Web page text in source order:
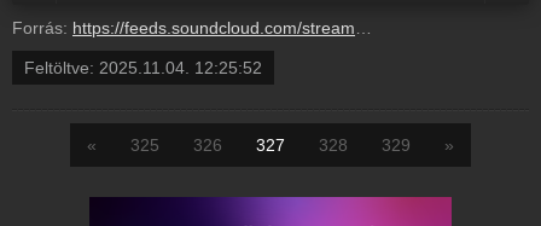
Forrás: https://feeds.soundcloud.com/stream/2206096335-radio1hungary-2-vasarnap-reggelre-szetvertek-a-budakalaszi-manofalvat-vonalban-kanya-tamas-manofalva-kis-falu-tervezoje-kivitelezoje-2.mp3
Feltöltve: 2025.11.04. 12:25:52
« 325 326 327 328 329 »